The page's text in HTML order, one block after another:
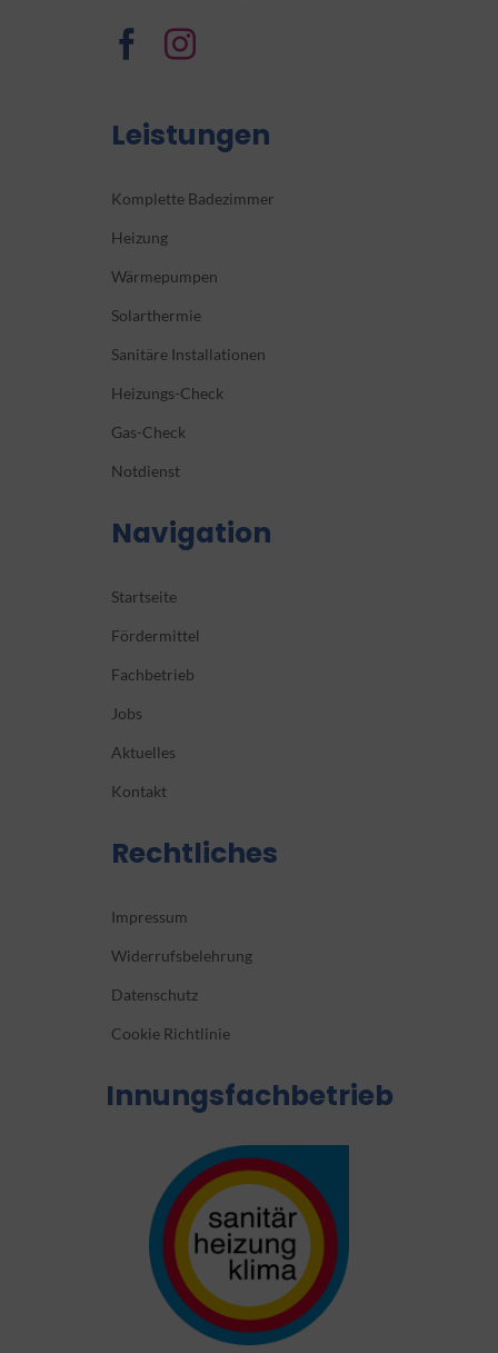
Leistungen
Komplette Badezimmer
Heizung
Wärmepumpen
Solarthermie
Sanitäre Installationen
Heizungs-Check
Gas-Check
Notdienst
Navigation
Startseite
Fördermittel
Fachbetrieb
Jobs
Aktuelles
Kontakt
Rechtliches
Impressum
Widerrufsbelehrung
Datenschutz
Cookie Richtlinie
Innungsfachbetrieb